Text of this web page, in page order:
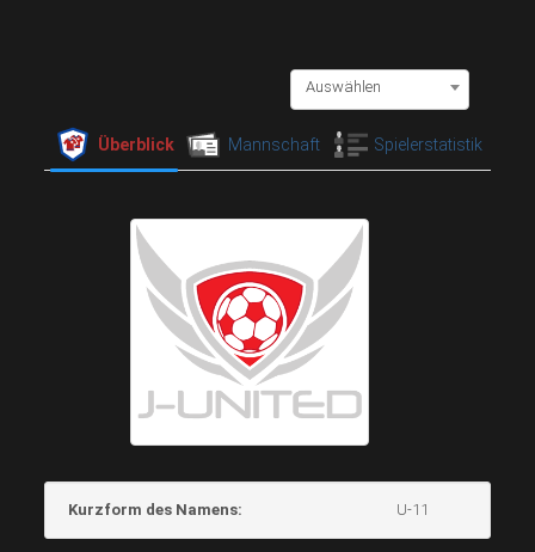
Auswählen
Überblick Mannschaft Spielerstatistik
Kurzform des Namens: U-11